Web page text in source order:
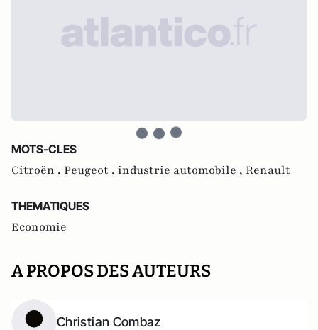
MOTS-CLES
Citroën , Peugeot , industrie automobile , Renault
THEMATIQUES
Economie
A PROPOS DES AUTEURS
Christian Combaz